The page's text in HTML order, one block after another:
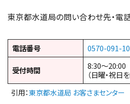
東京都水道局の問い合わせ先・電
電話番号 0570-091-
受付時間
8:30～20:00
（日曜・祝日を
引用：東京都水道局 お客さまセンター